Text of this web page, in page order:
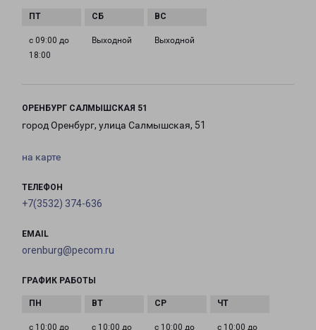
с 09:00 до
18:00
Выходной Выходной
ОРЕНБУРГ САЛМЫШСКАЯ 51
город Оренбург, улица Салмышская, 51
на карте
ТЕЛЕФОН
+7(3532) 374-636
EMAIL
orenburg@pecom.ru
ГРАФИК РАБОТЫ
с 10:00 до
с 10:00 до
с 10:00 до
с 10:00 до